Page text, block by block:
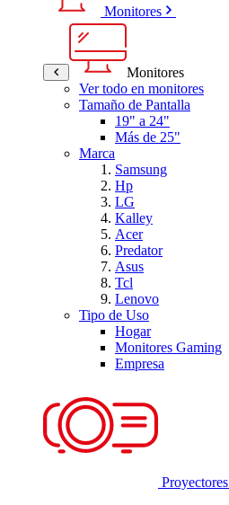
Monitores
Monitores
Ver todo en monitores
Tamaño de Pantalla
19" a 24"
Más de 25"
Marca
Samsung
Hp
LG
Kalley
Acer
Predator
Asus
Tcl
Lenovo
Tipo de Uso
Hogar
Monitores Gaming
Empresa
Proyectores